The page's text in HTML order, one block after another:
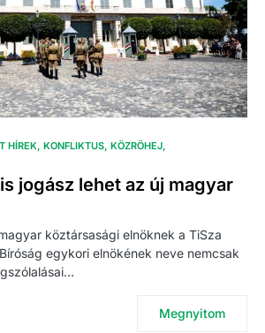
HÍREK KONFLIKTUS KÖZRÖHEJ
jogász lehet az új magyar
köztársasági elnöknek a TiSza
egykori elnökének neve nemcsak
Megnyitom